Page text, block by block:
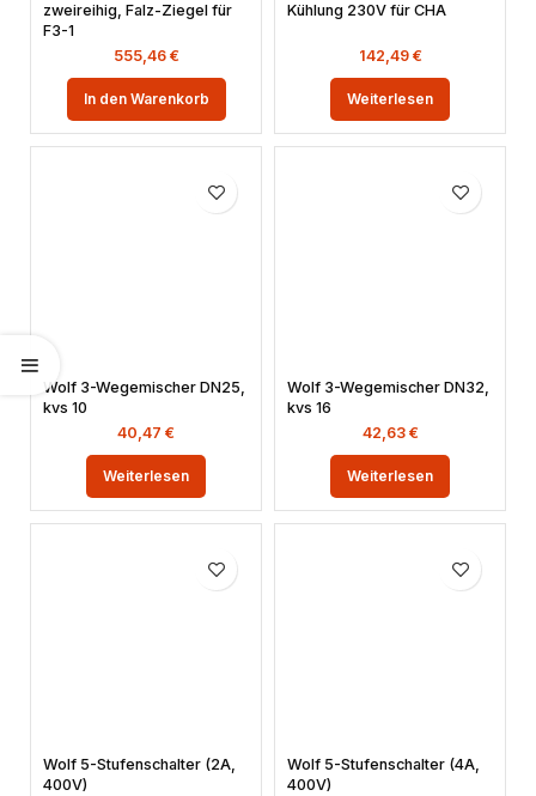
zweireihig, Falz-Ziegel für
F3-1
555,46 €
In den Warenkorb
Kühlung 230V für CHA
142,49 €
Weiterlesen
Wolf 3-Wegemischer DN25,
kvs 10
40,47 €
Weiterlesen
Wolf 3-Wegemischer DN32,
kvs 16
42,63 €
Weiterlesen
Wolf 5-Stufenschalter (2A,
400V)
Wolf 5-Stufenschalter (4A,
400V)